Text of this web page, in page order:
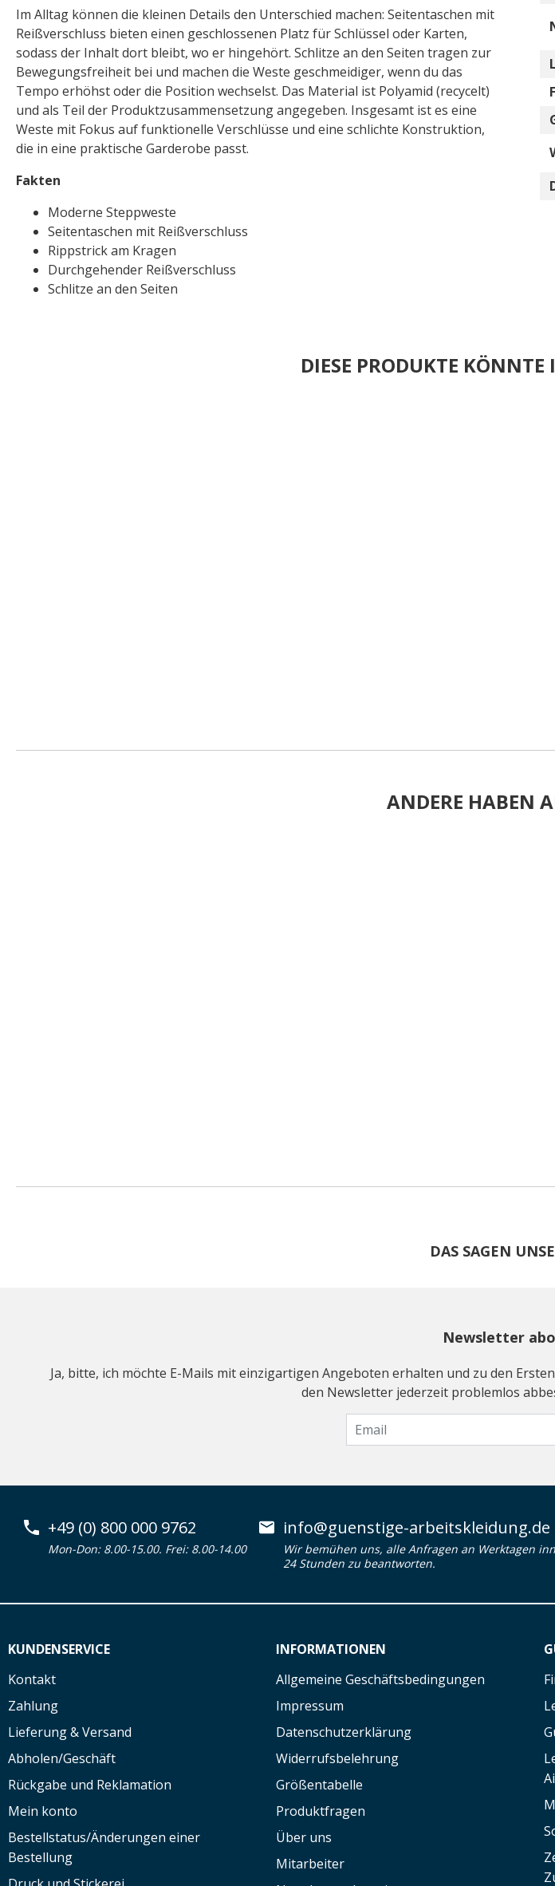
Im Alltag können die kleinen Details den Unterschied machen: Seitentaschen mit
Reißverschluss bieten einen geschlossenen Platz für Schlüssel oder Karten,
sodass der Inhalt dort bleibt, wo er hingehört. Schlitze an den Seiten tragen zur
Bewegungsfreiheit bei und machen die Weste geschmeidiger, wenn du das
Tempo erhöhst oder die Position wechselst. Das Material ist Polyamid (recycelt)
und als Teil der Produktzusammensetzung angegeben. Insgesamt ist es eine
Weste mit Fokus auf funktionelle Verschlüsse und eine schlichte Konstruktion,
die in eine praktische Garderobe passt.
Fakten
Moderne Steppweste
Seitentaschen mit Reißverschluss
Rippstrick am Kragen
Durchgehender Reißverschluss
Schlitze an den Seiten
DIESE PRODUKTE
ANDERE HABEN
DAS SAGEN
Newsletter
Ja, bitte, ich möchte E-Mails mit einzigartigen Angeboten erhalten und zu den
den Newsletter jederzeit problemlos
+49 (0) 800 000 9762
Mon-Don: 8.00-15.00. Frei: 8.00-14.00
info@guenstige-arbeitskleidung.de
Wir bemühen uns, alle Anfragen an Werktagen
24 Stunden zu beantworten.
KUNDENSERVICE
Kontakt
Zahlung
Lieferung & Versand
Abholen/Geschäft
Rückgabe und Reklamation
Mein konto
Bestellstatus/Änderungen einer
Bestellung
INFORMATIONEN
Allgemeine Geschäftsbedingungen
Impressum
Datenschutzerklärung
Widerrufsbelehrung
Größentabelle
Produktfragen
Über uns
Mitarbeiter